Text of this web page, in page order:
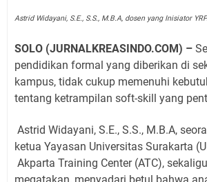
Astrid Widayani, S.E., S.S., M.B.A, dosen yang Inisiator
SOLO (JURNALKREASINDO.COM) –
pendidikan formal yang diberikan di
kampus, tidak cukup memenuhi
tentang ketrampilan soft-skill yang
Astrid Widayani, S.E., S.S., M.B.A,
ketua Yayasan Universitas Surakarta
Akparta Training Center (ATC),